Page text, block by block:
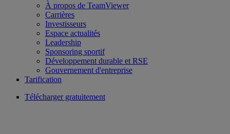
À propos de TeamViewer
Carrières
Investisseurs
Espace actualités
Leadership
Sponsoring sportif
Développement durable et RSE
Gouvernement d'entreprise
Tarification
Télécharger gratuitement